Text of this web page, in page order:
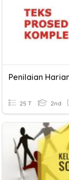
25 T 2nd